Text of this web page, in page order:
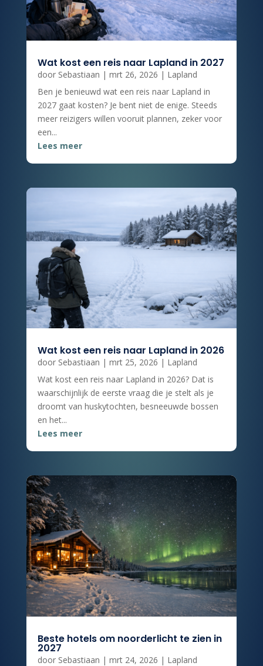
Wat kost een reis naar Lapland in 2027
door Sebastiaan | mrt 26, 2026 | Lapland
Ben je benieuwd wat een reis naar Lapland in
2027 gaat kosten? Je bent niet de enige. Steeds
meer reizigers willen vooruit plannen, zeker voor
een...
Lees meer
Wat kost een reis naar Lapland in 2026
door Sebastiaan | mrt 25, 2026 | Lapland
Wat kost een reis naar Lapland in 2026? Dat is
waarschijnlijk de eerste vraag die je stelt als je
droomt van huskytochten, besneeuwde bossen
en het...
Lees meer
Beste hotels om noorderlicht te zien in
2027
door Sebastiaan | mrt 24, 2026 | Lapland